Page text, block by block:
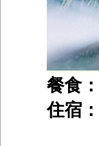
餐食：
住宿：